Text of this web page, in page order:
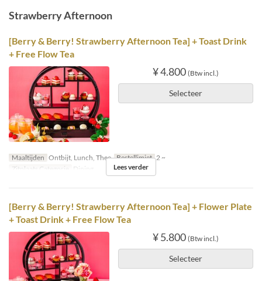
Strawberry Afternoon
[Berry & Berry! Strawberry Afternoon Tea] + Toast Drink
+ Free Flow Tea
¥ 4.800 (Btw incl.)
Selecteer
Maaltijden Ontbijt, Lunch, Thee Bestellimiet 2 ~
Zitplaats Categorie
Dining Lees verder
[Berry & Berry! Strawberry Afternoon Tea] + Flower Plate
+ Toast Drink + Free Flow Tea
¥ 5.800 (Btw incl.)
Selecteer